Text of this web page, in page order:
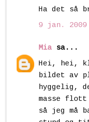
Ha det så
9 jan. 2009
Mia sa...
Hei, hei,
bildet av
hyggelig,
masse flott
så jeg må